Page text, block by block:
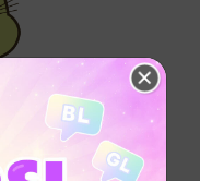
ายการด้วยค่ะ